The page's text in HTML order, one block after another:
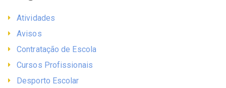
Atividades
Avisos
Contratação de Escola
Cursos Profissionais
Desporto Escolar